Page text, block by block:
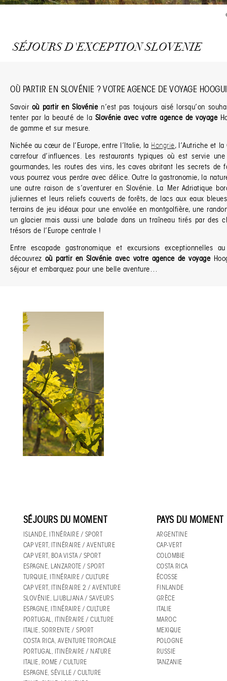
SÉJOURS D'EXCEPTION SLOVENIE
OÙ PARTIR EN SLOVÉNIE ? VOTRE AGENCE DE VOYAGE HOOGUI
Savoir où partir en Slovénien’est pas toujours aisé lorsqu’on
tenter par la beauté de la Slovénie avec votre agence de voyage
de gamme et sur mesure.
Nichée au cœur de l’Europe, entre l’Italie, la Hongrie, l’Autriche et
carrefour d’influences. Les restaurants typiques où est servie
gourmandes, les routes des vins, les caves abritant les secrets
vous pourrez vous perdre avec délice. Outre la gastronomie, la
une autre raison de s’aventurer en Slovénie. La Mer Adriatique
juliennes et leurs reliefs couverts de forêts, de lacs aux eaux
terrains de jeu idéaux pour une envolée en montgolfière, une
un glacier mais aussi une balade dans un traîneau tirés par des
trésors de l’Europe centrale !
Entre escapade gastronomique et excursions exceptionnelles
découvrez où partir en Slovénie avec votre agence de voyage
séjour et embarquez pour une belle aventure…
SÉJOURS DU MOMENT
ISLANDE, ITINÉRAIRE / SPORT
CAP VERT, ITINÉRAIRE / AVENTURE
CAP VERT, BOA VISTA / SPORT
ESPAGNE, LANZAROTE / SPORT
TURQUIE, ITINÉRAIRE / CULTURE
CAP VERT, ITINÉRAIRE 2 / AVENTURE
SLOVÉNIE, LJUBLJANA / SAVEURS
ESPAGNE, ITINÉRAIRE / CULTURE
PORTUGAL, ITINÉRAIRE / CULTURE
ITALIE, SORRENTE / SPORT
COSTA RICA, AVENTURE TROPICALE
PORTUGAL, ITINÉRAIRE / NATURE
ITALIE, ROME / CULTURE
ESPAGNE, SÉVILLE / CULTURE
PAYS DU MOMENT
ARGENTINE
CAP-VERT
COLOMBIE
COSTA RICA
ÉCOSSE
FINLANDE
GRÈCE
ITALIE
MAROC
MEXIQUE
POLOGNE
RUSSIE
TANZANIE